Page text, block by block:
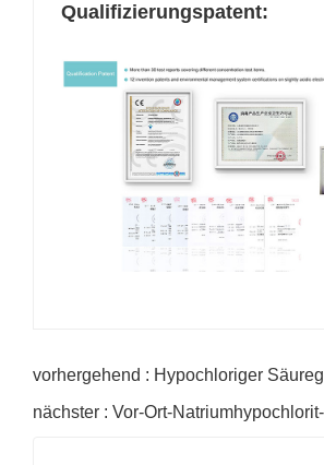
Qualifizierungspatent:
nächster : Vor-Ort-